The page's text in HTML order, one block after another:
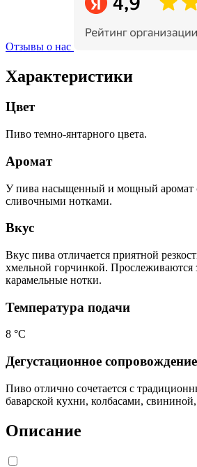
Отзывы о нас
Характеристики
Цвет
Пиво темно-янтарного цвета.
Аромат
У пива насыщенный и мощный аромат
сливочными нотками.
Вкус
Вкус пива отличается приятной
хмельной горчинкой. Прослеживаются
карамельные нотки.
Температура подачи
8 °С
Дегустационное
Пиво отлично сочетается с
баварской кухни, колбасами,
Описание